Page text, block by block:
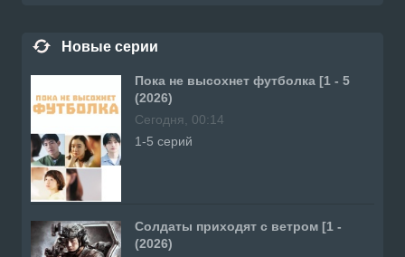
Новые серии
Пока не высохнет футболка [1 - 5
(2026)
Сегодня, 00:14
1-5 серий
Солдаты приходят с ветром [1 -
(2026)